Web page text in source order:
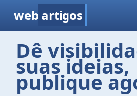
web artigos
Dê
suas ideias,
publique